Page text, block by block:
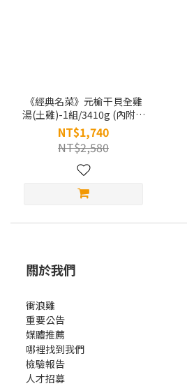
《經典名菜》元榆干貝全雞
湯(土雞)-1組/3410g (內附日
本生食級干貝200g*1包)
NT$1,740
NT$2,580
關於我們
衝浪雞
重要公告
媒體推薦
哪裡找到我們
檢驗報告
人才招募